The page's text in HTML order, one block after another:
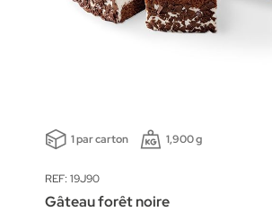
1 par carton 1,900 g
REF: 19J90
Gâteau forêt noire